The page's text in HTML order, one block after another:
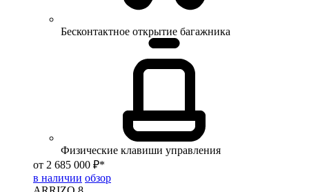
Бесконтактное открытие багажника
Физические клавиши управления
от 2 685 000 ₽*
в наличии обзор